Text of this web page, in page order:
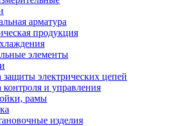
арматура
продукция
элементы
защиты электрических цепей
контроля и управления
рамы
изделия